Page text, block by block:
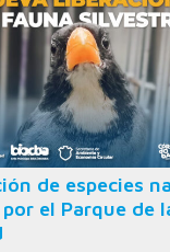
de especies
el Parque de